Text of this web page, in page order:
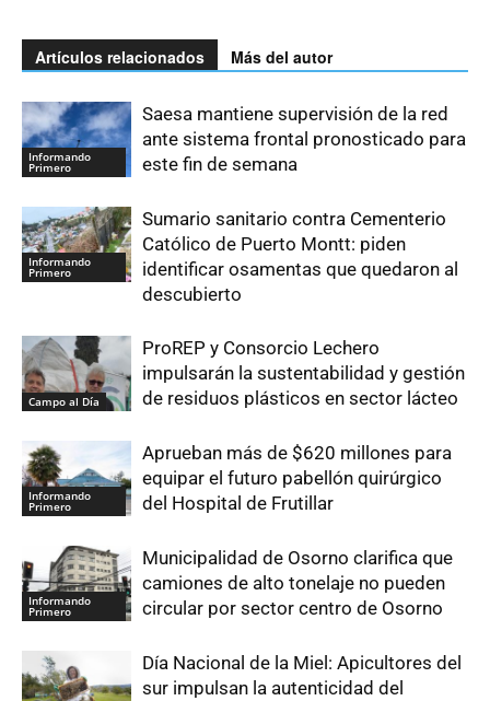
Artículos relacionados Más del autor
Informando
Primero
Saesa mantiene supervisión de la red
ante sistema frontal pronosticado para
este fin de semana
Informando
Primero
Sumario sanitario contra Cementerio
Católico de Puerto Montt: piden
identificar osamentas que quedaron al
descubierto
Campo al Día
ProREP y Consorcio Lechero
impulsarán la sustentabilidad y gestión
de residuos plásticos en sector lácteo
Informando
Primero
Aprueban más de $620 millones para
equipar el futuro pabellón quirúrgico
del Hospital de Frutillar
Informando
Primero
Municipalidad de Osorno clarifica que
camiones de alto tonelaje no pueden
circular por sector centro de Osorno
Día Nacional de la Miel: Apicultores del
sur impulsan la autenticidad del